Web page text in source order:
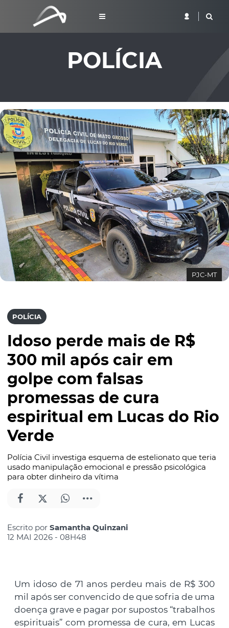
POLÍCIA
PJC-MT
POLÍCIA
Idoso perde mais de R$
300 mil após cair em
golpe com falsas
promessas de cura
espiritual em Lucas do Rio
Verde
Polícia Civil investiga esquema de estelionato que teria
usado manipulação emocional e pressão psicológica
para obter dinheiro da vítima
Escrito por Samantha Quinzani
12 MAI 2026 - 08H48
Um idoso de 71 anos perdeu mais de R$ 300
mil após ser convencido de que sofria de uma
doença grave e pagar por supostos “trabalhos
espirituais” com promessa de cura, em Lucas